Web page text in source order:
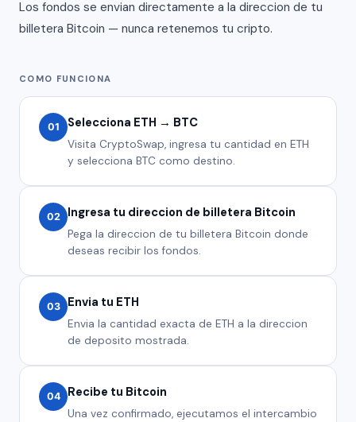
Los fondos se envian directamente a la direccion de tu
billetera Bitcoin — nunca retenemos tu cripto.
COMO FUNCIONA
01 Selecciona ETH → BTC
Visita CryptoSwap, ingresa tu cantidad en ETH
y selecciona BTC como destino.
02 Ingresa tu direccion de billetera Bitcoin
Pega la direccion de tu billetera Bitcoin donde
deseas recibir los fondos.
03 Envia tu ETH
Envia la cantidad exacta de ETH a la direccion
de deposito mostrada.
04 Recibe tu Bitcoin
Una vez confirmado, ejecutamos el intercambio